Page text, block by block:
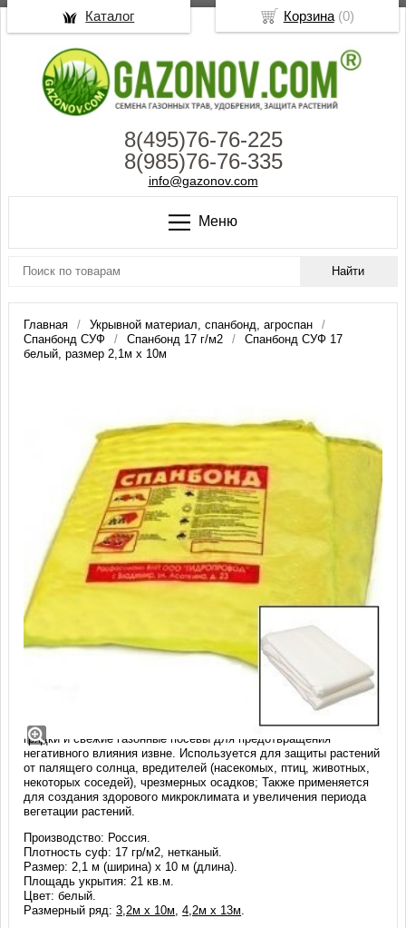
8(495)76-76-225
8(985)76-76-335
info@gazonov.com
Меню
Главная
Укрывной материал, спанбонд, агроспан
Спанбонд СУФ
Спанбонд 17 г/м2
Спанбонд СУФ 17
белый, размер 2,1м х 10м
Спанбонд СУФ 17 белый, размер 2,1м х
Применяется в решении целого комплекса проблем -укрывать
грядки и свежие газонные посевы для предотвращения
негативного влияния извне. Используется для защиты растений
от палящего солнца, вредителей (насекомых, птиц, животных,
некоторых соседей), чрезмерных осадков; Также применяется
для создания здорового микроклимата и увеличения периода
вегетации растений.
Производство: Россия.
Плотность суф: 17 гр/м2, нетканый.
Размер: 2,1 м (ширина) х 10 м (длина).
Площадь укрытия: 21 кв.м.
Цвет: белый.
Размерный ряд:3,2м х 10м ,4,2м х 13м
Корзина(0)
Каталог